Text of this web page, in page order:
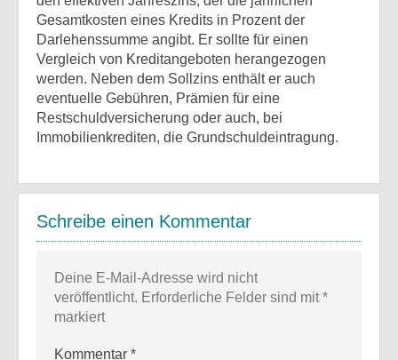
Gesamtkosten eines Kredits in Prozent der
Darlehenssumme angibt. Er sollte für einen
Vergleich von Kreditangeboten herangezogen
werden. Neben dem Sollzins enthält er auch
eventuelle Gebühren, Prämien für eine
Restschuldversicherung oder auch, bei
Immobilienkrediten, die Grundschuldeintragung.
Schreibe einen Kommentar
Deine E-Mail-Adresse wird nicht
veröffentlicht. Erforderliche Felder sind mit*
markiert
Kommentar *